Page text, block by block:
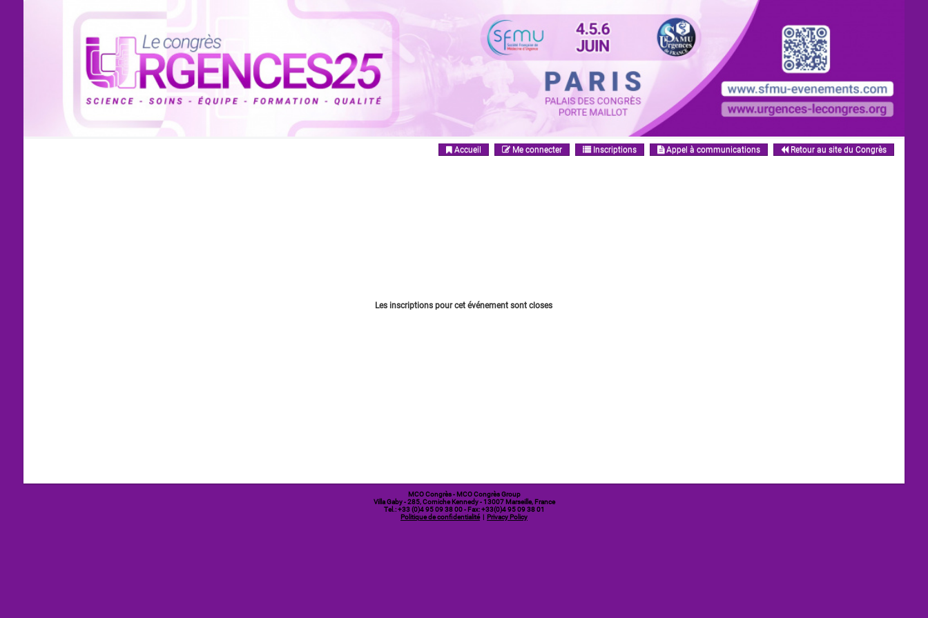
Accueil Me connecter Inscriptions Appel à communications Retour au site du Congrès
Les inscriptions pour cet événement sont closes
MCO Congrès- MCO Congrès Group
Villa Gaby- 285, Corniche Kennedy - 13007 Marseille, France
Tel.: +33 (0)4 95 09 38 00 - Fax: +33(0)4 95 09 38 01
Politique de confidentialité| Privacy Policy